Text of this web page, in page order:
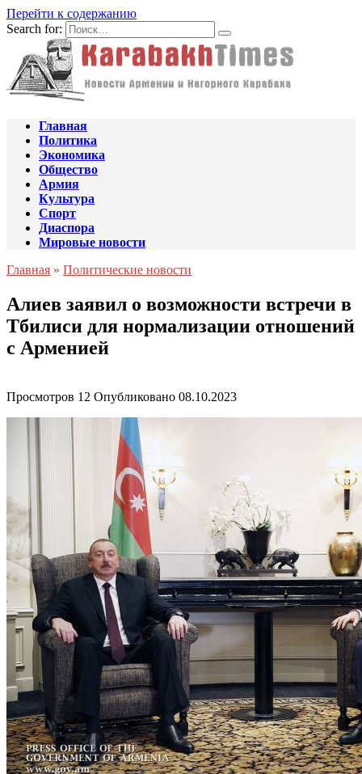
Перейти к содержанию
Search for:
Главная
Политика
Экономика
Общество
Армия
Культура
Спорт
Диаспора
Мировые новости
Главная » Политические новости
Алиев заявил о возможности встречи в
Тбилиси для нормализации отношений
с Арменией
Просмотров 12 Опубликовано 08.10.2023